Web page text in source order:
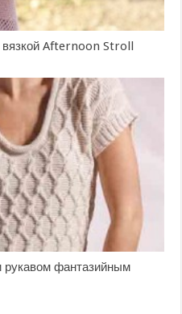
Afternoon Stroll
рукавом фантазийным